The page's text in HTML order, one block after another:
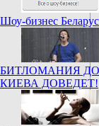
Шоу-бизнес
БИТЛОМАНИЯ ДО
КИЕВА ДОВЕДЕТ!